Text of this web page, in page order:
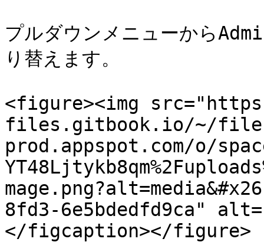
プルダウンメニューから
り替えます。
<figure><img
files.gitbook.io/~/
prod.appspot.com/o/
8fd3-6e5bdedfd9ca"
</figcaption></figure>